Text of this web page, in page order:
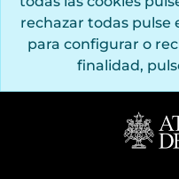
rechazar todas pulse
para configurar o
finalidad,